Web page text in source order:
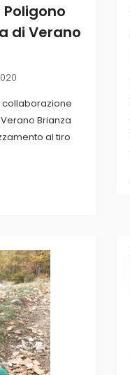
di Verano
collaborazione
Brianza
al tiro